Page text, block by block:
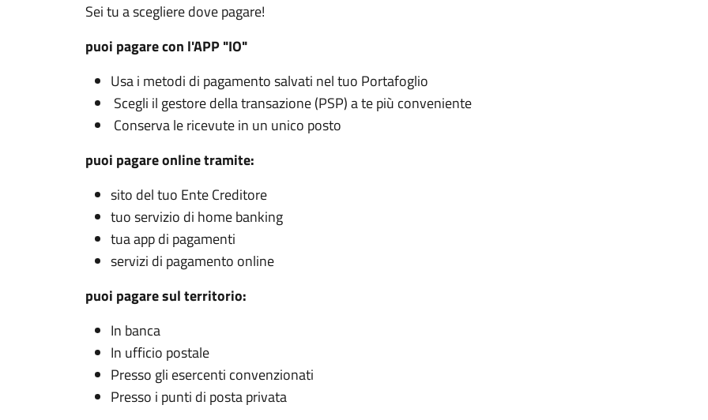
Sei tu a scegliere dove pagare!
puoi pagare con l'APP "IO"
Usa i metodi di pagamento salvati nel tuo Portafoglio
Scegli il gestore della transazione (PSP) a te più conveniente
Conserva le ricevute in un unico posto
puoi pagare online tramite:
sito del tuo Ente Creditore
tuo servizio di home banking
tua app di pagamenti
servizi di pagamento online
puoi pagare sul territorio:
In banca
In ufficio postale
Presso gli esercenti convenzionati
Presso i punti di posta privata